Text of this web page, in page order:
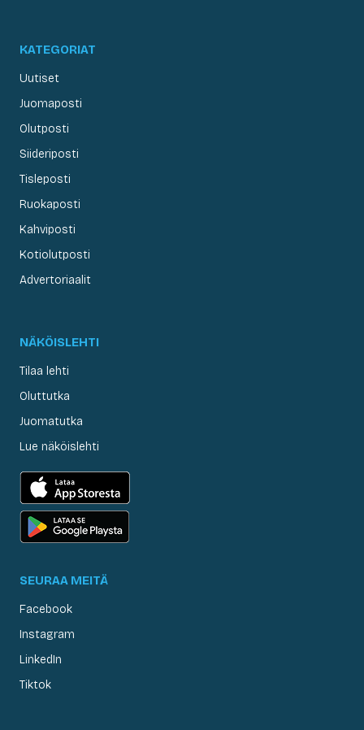
KATEGORIAT
Uutiset
Juomaposti
Olutposti
Siideriposti
Tisleposti
Ruokaposti
Kahviposti
Kotiolutposti
Advertoriaalit
NÄKÖISLEHTI
Tilaa lehti
Oluttutka
Juomatutka
Lue näköislehti
SEURAA MEITÄ
Facebook
Instagram
LinkedIn
Tiktok